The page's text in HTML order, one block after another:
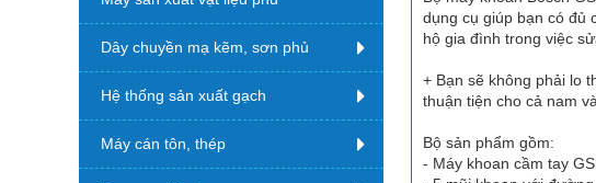
dụng cụ giúp bạn có đủ
hộ gia đình trong việc
+ Bạn sẽ không phải lo
thuận tiện cho cả nam
Bộ sản phẩm gồm:
- Máy khoan cầm tay
Dây chuyền mạ kẽm, sơn phủ
Hệ thống sản xuất gạch
Máy cán tôn, thép